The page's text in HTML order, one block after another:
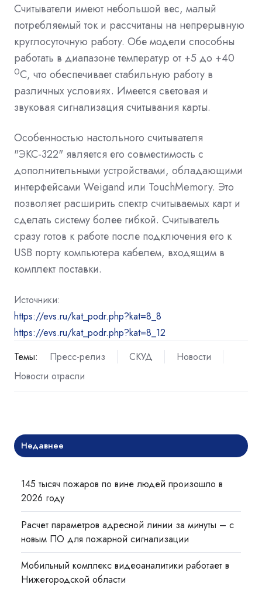
Считыватели имеют небольшой вес, малый
потребляемый ток и рассчитаны на непрерывную
круглосуточную работу. Обе модели способны
работать в диапазоне температур от +5 до +40
0С, что обеспечивает стабильную работу в
различных условиях. Имеется световая и
звуковая сигнализация считывания карты.
Особенностью настольного считывателя
"ЭКС-322" является его совместимость с
дополнительными устройствами, обладающими
интерфейсами Weigand или TouchMemory. Это
позволяет расширить спектр считываемых карт и
сделать систему более гибкой. Считыватель
сразу готов к работе после подключения его к
USB порту компьютера кабелем, входящим в
комплект поставки.
Источники:
https://evs.ru/kat_podr.php?kat=8_8
https://evs.ru/kat_podr.php?kat=8_12
Темы:
Пресс-релиз СКУД
Новости
Новости отрасли
Недавнее
145 тысяч пожаров по вине людей произошло в
2026 году
Расчет параметров адресной линии за минуты – с
новым ПО для пожарной сигнализации
Мобильный комплекс видеоаналитики работает в
Нижегородской области